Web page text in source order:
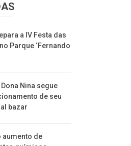
a IV Festa das
Parque ‘Fernando
Nina segue
de seu
bazar
aumento de